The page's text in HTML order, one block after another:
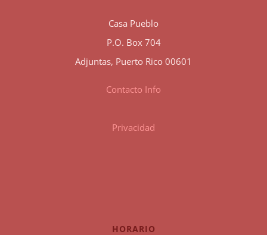
Casa Pueblo
P.O. Box 704
Adjuntas, Puerto Rico 00601
Contacto Info
Privacidad
HORARIO